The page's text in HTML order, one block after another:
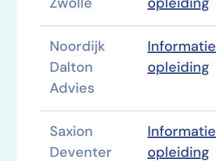
Zwolle opleiding
Noordijk
Dalton
Advies
Informatie
opleiding
Saxion
Deventer
Informatie
opleiding